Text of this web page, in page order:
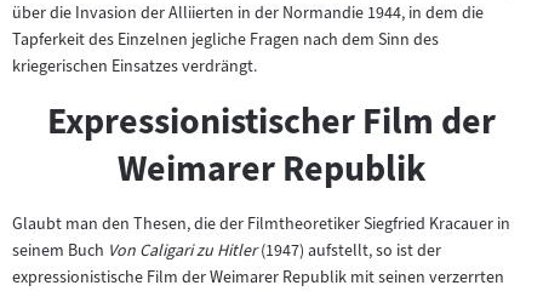
über die Invasion der Alliierten in der Normandie 1944, in dem die
Tapferkeit des Einzelnen jegliche Fragen nach dem Sinn des
kriegerischen Einsatzes verdrängt.
Expressionistischer Film der
Weimarer Republik
Glaubt man den Thesen, die der Filmtheoretiker Siegfried Kracauer in
seinem Buch Von Caligari zu Hitler(1947) aufstellt, so ist der
expressionistische Film der Weimarer Republik mit seinen verzerrten